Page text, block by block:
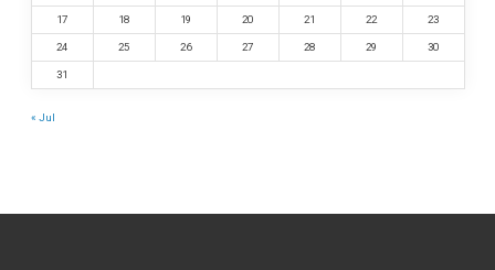
17 18 19 20 21 22 23
24 25 26 27 28 29 30
31
« Jul